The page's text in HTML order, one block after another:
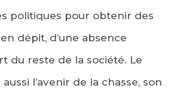
politiques pour obtenir des
dépit, d’une absence
du reste de la société. Le
l’avenir de la chasse, son